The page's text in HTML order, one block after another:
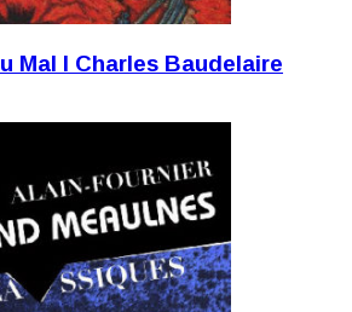
Mal I Charles Baudelaire